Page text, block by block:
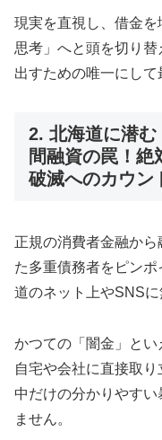
現実を直視し、借金
思考」へと頭を切り
出すための唯一にして
2. 北海道に潜む
間融資の罠！絶
破滅へのカウン
正規の消費者金融か
た多重債務者をピン
道のネット上やSNSに
かつての「闇金」と
自宅や会社に直接取
中だけの分かりやす
ません。